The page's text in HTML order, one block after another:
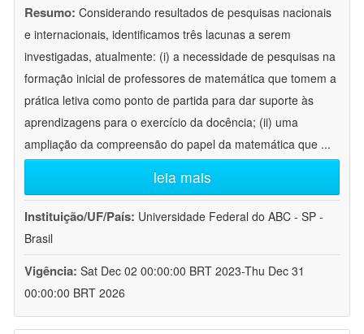
Resumo: Considerando resultados de pesquisas nacionais
e internacionais, identificamos três lacunas a serem
investigadas, atualmente: (i) a necessidade de pesquisas na
formação inicial de professores de matemática que tomem a
prática letiva como ponto de partida para dar suporte às
aprendizagens para o exercício da docência; (ii) uma
ampliação da compreensão do papel da matemática que ...
leia mais
Instituição/UF/País: Universidade Federal do ABC - SP -
Brasil
Vigência: Sat Dec 02 00:00:00 BRT 2023-Thu Dec 31
00:00:00 BRT 2026